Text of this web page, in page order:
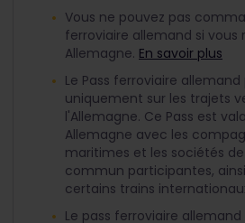
Vous ne pouvez pas
ferroviaire allemand si vous
Allemagne. En savoir plus
Le Pass ferroviaire
uniquement sur les trajets
l'Allemagne. Ce Pass est
Allemagne avec les
maritimes et les sociétés
commun participantes,
certains trains
Le pass ferroviaire